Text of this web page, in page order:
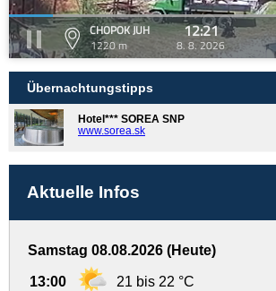
CHOPOK JUH
1220 m
12:21
8. 8. 2026
Übernachtungstipps
Hotel*** SOREA SNP
www.sorea.sk
Aktuelle Infos
Samstag 08.08.2026 (Heute)
13:00 21 bis 22 °C